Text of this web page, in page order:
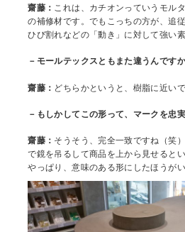
齋藤： これは、カチオンっていうモル
の補修材です。でもこっちの方が、追
ひび割れなどの「動き」に対して強い素
－モールテックスともまた違うんです
齋藤： どちらかというと、樹脂に近いで
－もしかしてこの形って、マークを忠
齋藤： そうそう、完全一致ですね（笑
で鏡を吊るして商品を上から見せると
やっぱり、意味のある形にしたほうがい